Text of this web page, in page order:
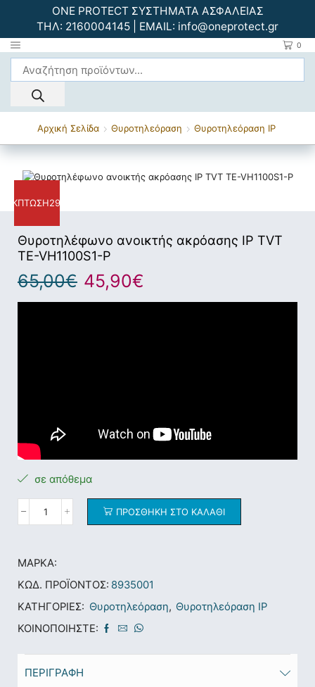
ONE PROTECT ΣΥΣΤΗΜΑΤΑ ΑΣΦΑΛΕΙΑΣ
ΤΗΛ: 2160004145 | EMAIL: info@oneprotect.gr
0
Αρχική Σελίδα Θυροτηλεόραση Θυροτηλεόραση ΙΡ
ΈΚΠΤΩΣΗ29%
Θυροτηλέφωνο ανοικτής ακρόασης IP TVT
TE-VH1100S1-P
65,00€ 45,90€
σε απόθεμα
ΠΡΟΣΘΉΚΗ ΣΤΟ ΚΑΛΆΘΙ
ΜΆΡΚΑ:
ΚΩΔ. ΠΡΟΪΌΝΤΟΣ: 8935001
ΚΑΤΗΓΟΡΊΕΣ: Θυροτηλεόραση, Θυροτηλεόραση ΙΡ
ΚΟΙΝΟΠΟΙΉΣΤΕ:
ΠΕΡΙΓΡΑΦΉ